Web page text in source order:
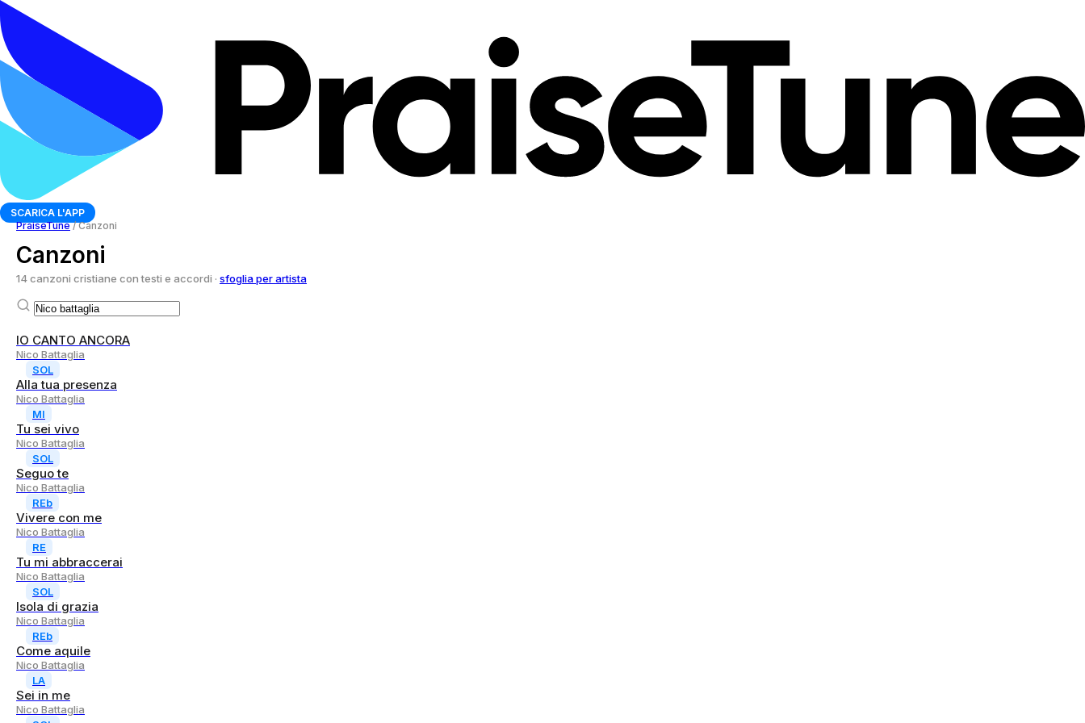
SCARICA L'APP
PraiseTune / Canzoni
Canzoni
14 canzoni cristiane con testi e accordi · sfoglia per artista
IO CANTO ANCORA
Nico Battaglia
SOL
Alla tua presenza
Nico Battaglia
MI
Tu sei vivo
Nico Battaglia
SOL
Seguo te
Nico Battaglia
REb
Vivere con me
Nico Battaglia
RE
Tu mi abbraccerai
Nico Battaglia
SOL
Isola di grazia
Nico Battaglia
REb
Come aquile
Nico Battaglia
LA
Sei in me
Nico Battaglia